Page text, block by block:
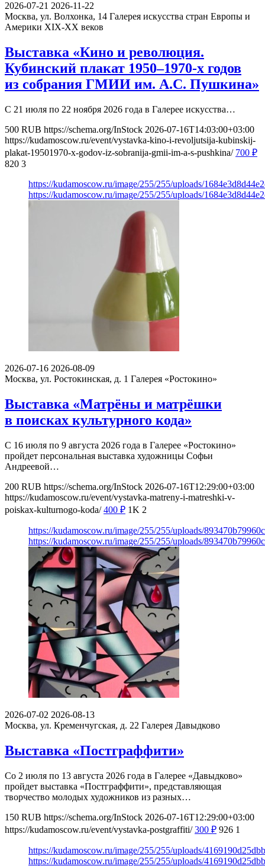
2026-07-21 2026-11-22
Москва, ул. Волхонка, 14 Галерея искусства стран Европы и
Америки XIX-ХХ веков
Выставка «Кино и революция.
Кубинский плакат 1950–1970-х годов
из собрания ГМИИ им. А.С. Пушкина»
С 21 июля по 22 ноября 2026 года в Галерее искусства…
500 RUB https://schema.org/InStock 2026-07-16T14:03:00+03:00
https://kudamoscow.ru/event/vystavka-kino-i-revoljutsija-kubinskij-
plakat-19501970-x-godov-iz-sobranija-gmii-im-a-s-pushkina/ 700 ₽
820 3
https://kudamoscow.ru/image/255/255/uploads/
https://kudamoscow.ru/image/255/255/uploads/
2026-07-16 2026-08-09
Москва, ул. Ростокинская, д. 1 Галерея «Ростокино»
Выставка «Матрёны и матрёшки
в поисках культурного кода»
С 16 июля по 9 августа 2026 года в Галерее «Ростокино»
пройдет персональная выставка художницы Софьи
Андреевой…
200 RUB https://schema.org/InStock 2026-07-16T12:29:00+03:00
https://kudamoscow.ru/event/vystavka-matreny-i-matreshki-v-
poiskax-kulturnogo-koda/ 400 ₽ 1K 2
https://kudamoscow.ru/image/255/255/uploads/
https://kudamoscow.ru/image/255/255/uploads/
2026-07-02 2026-08-13
Москва, ул. Кременчугская, д. 22 Галерея Давыдково
Выставка «Постграффити»
Со 2 июля по 13 августа 2026 года в Галерее «Давыдково»
пройдет выставка «Постграффити», представляющая
творчество молодых художников из разных…
150 RUB https://schema.org/InStock 2026-07-16T12:29:00+03:00
https://kudamoscow.ru/event/vystavka-postgraffiti/ 300 ₽ 926 1
https://kudamoscow.ru/image/255/255/uploads/
https://kudamoscow.ru/image/255/255/uploads/